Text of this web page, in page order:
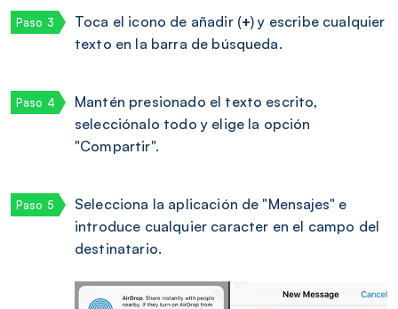
Toca el icono de añadir (+) y escribe cualquier
texto en la barra de búsqueda.
Mantén presionado el texto escrito,
selecciónalo todo y elige la opción
"Compartir".
Selecciona la aplicación de "Mensajes" e
introduce cualquier caracter en el campo del
destinatario.